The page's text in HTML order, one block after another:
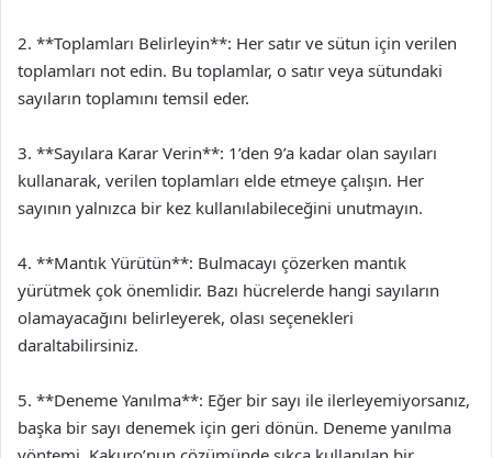
2. **Toplamları Belirleyin**: Her satır ve sütun için verilen
toplamları not edin. Bu toplamlar, o satır veya sütundaki
sayıların toplamını temsil eder.
3. **Sayılara Karar Verin**: 1’den 9’a kadar olan sayıları
kullanarak, verilen toplamları elde etmeye çalışın. Her
sayının yalnızca bir kez kullanılabileceğini unutmayın.
4. **Mantık Yürütün**: Bulmacayı çözerken mantık
yürütmek çok önemlidir. Bazı hücrelerde hangi sayıların
olamayacağını belirleyerek, olası seçenekleri
daraltabilirsiniz.
5. **Deneme Yanılma**: Eğer bir sayı ile ilerleyemiyorsanız,
başka bir sayı denemek için geri dönün. Deneme yanılma